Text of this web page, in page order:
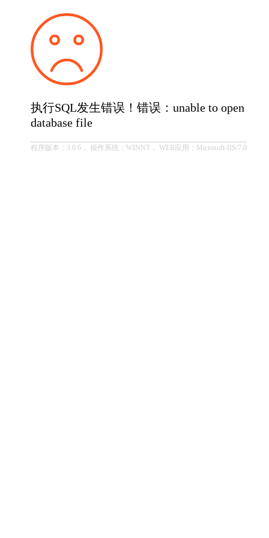
执行SQL发生错误！错误：unable to open
database file
程序版本：3.0.6， 操作系统：WINNT， WEB应用：Microsoft-IIS/7.0